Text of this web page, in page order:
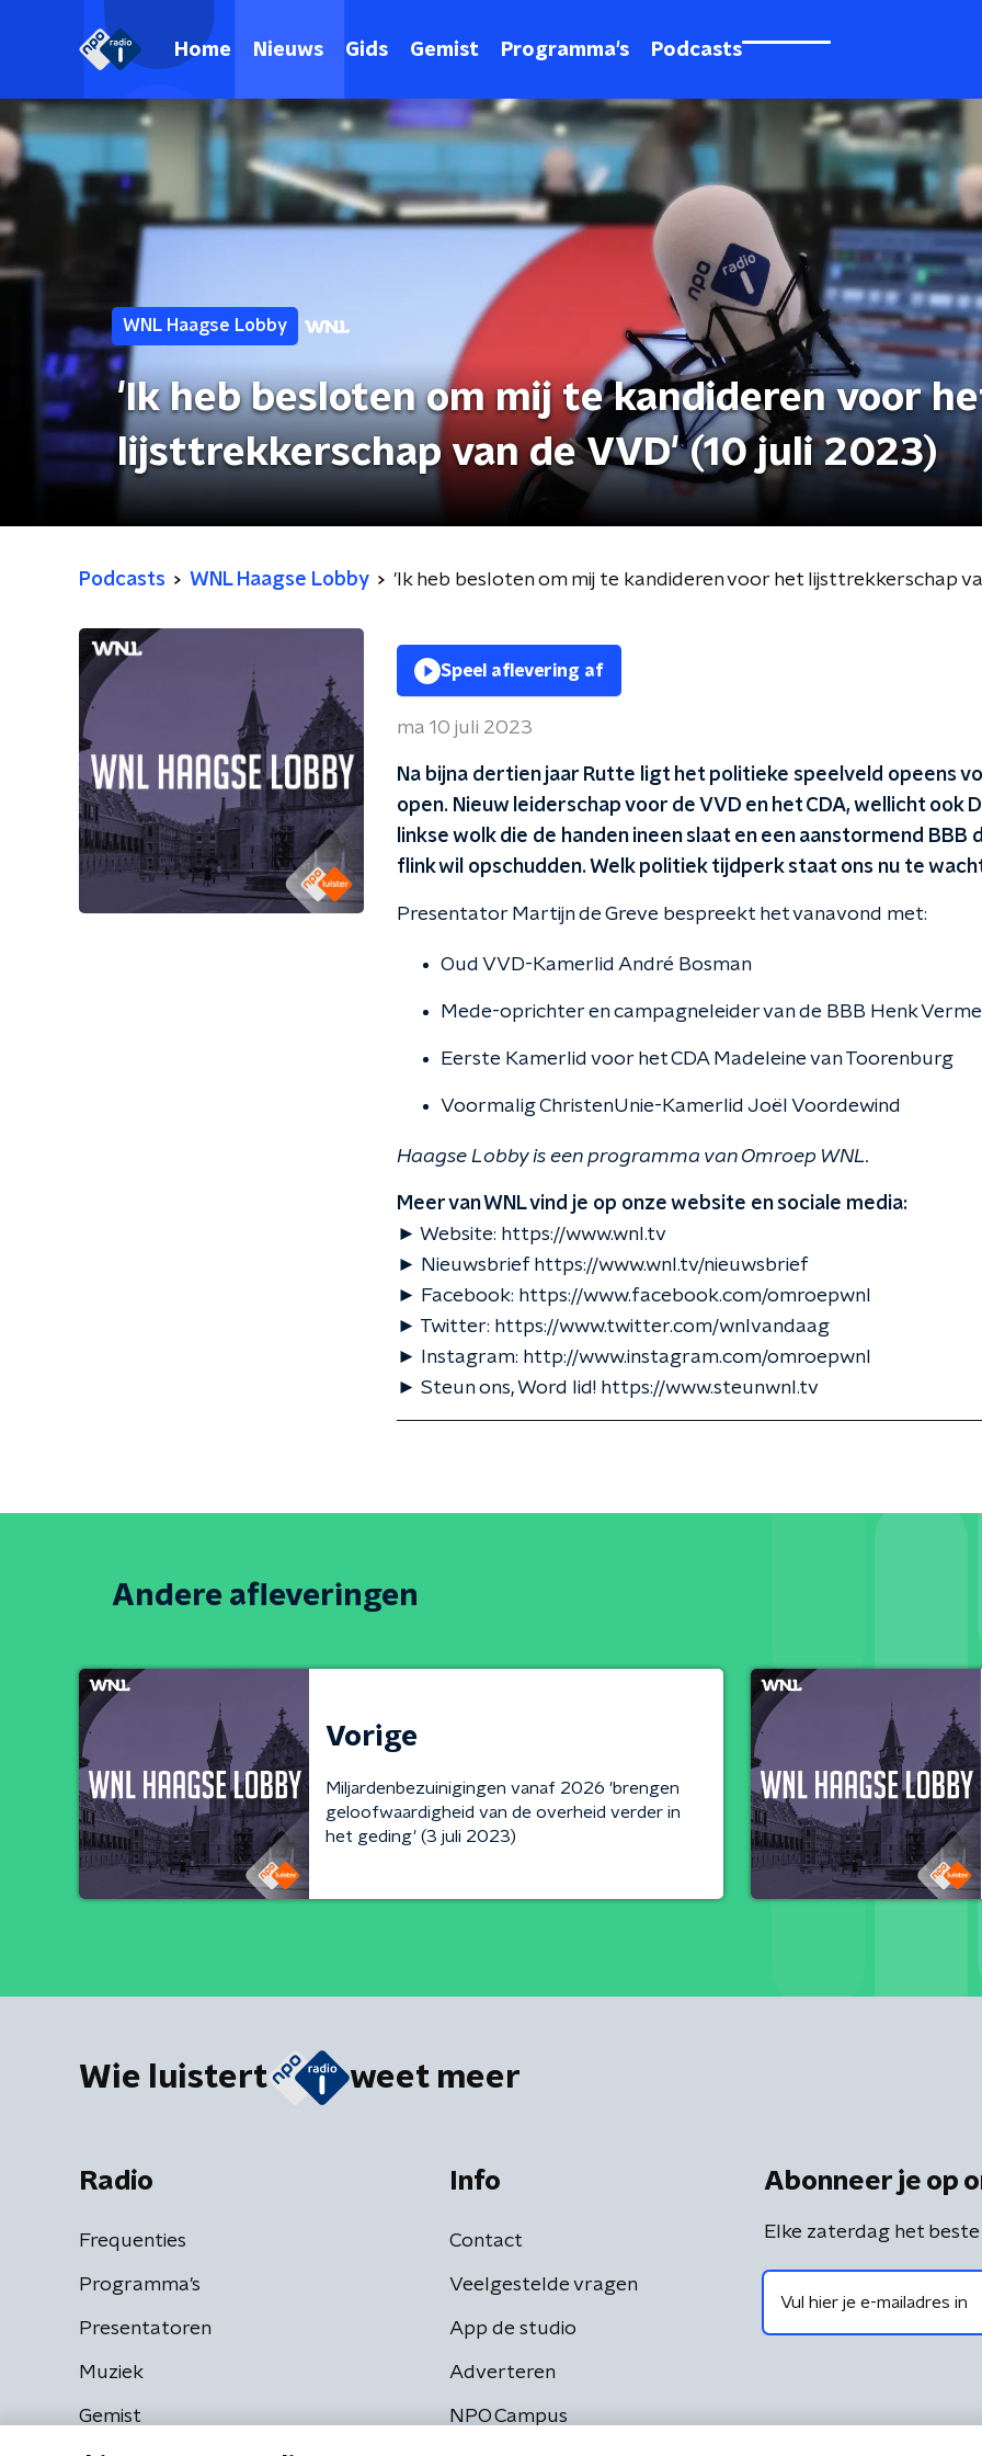
Home Nieuws Gids Gemist Programma's Podcasts
WNL Haagse Lobby
'Ik heb besloten om mij te kandideren voor
lijsttrekkerschap van de VVD' (10 juli 2023)
Podcasts WNL Haagse Lobby 'Ik heb besloten om mij te kandideren voor het lijsttrekkerschap
Speel aflevering af
ma 10 juli 2023
Na bijna dertien jaar Rutte ligt het politieke speelveld opeens
open. Nieuw leiderschap voor de VVD en het CDA, wellicht ook
linkse wolk die de handen ineen slaat en een aanstormend BBB
flink wil opschudden. Welk politiek tijdperk staat ons nu te
Presentator Martijn de Greve bespreekt het vanavond met:
Oud VVD-Kamerlid André Bosman
Mede-oprichter en campagneleider van de BBB Henk
Eerste Kamerlid voor het CDA Madeleine van Toorenburg
Voormalig ChristenUnie-Kamerlid Joël Voordewind
Haagse Lobby is een programma van Omroep WNL.
Meer van WNL vind je op onze website en sociale media:
► Website: https://www.wnl.tv
► Nieuwsbrief https://www.wnl.tv/nieuwsbrief
► Facebook: https://www.facebook.com/omroepwnl
► Twitter: https://www.twitter.com/wnlvandaag
► Instagram: http://www.instagram.com/omroepwnl
► Steun ons, Word lid! https://www.steunwnl.tv
Andere afleveringen
Vorige
Miljardenbezuinigingen vanaf 2026 'brengen
geloofwaardigheid van de overheid verder in
het geding' (3 juli 2023)
Wie luistert weet meer
Radio
Frequenties
Programma's
Presentatoren
Muziek
Gemist
Info
Contact
Veelgestelde vragen
App de studio
Adverteren
NPO Campus
Abonneer je op
Elke zaterdag het beste